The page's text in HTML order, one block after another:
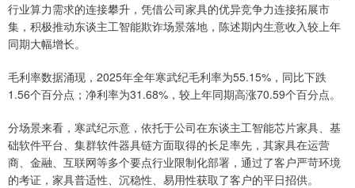
行业算力需求的连接攀升，凭借公司家具的优异竞争力连接拓展市
集，积极推动东谈主工智能欺诈场景落地，陈述期内生意收入较上年
同期大幅增长。
毛利率数据涌现，2025年全年寒武纪毛利率为55.15%，同比下跌
1.56个百分点；净利率为31.68%，较上年同期高涨70.59个百分点。
分场景来看，寒武纪示意，依托于公司在东谈主工智能芯片家具、基
础软件平台、集群软件器具链方面取得的长足率先，其家具在运营
商、金融、互联网等多个要点行业限制化部署，通过了客户严苛环境
的考证，家具普适性、沉稳性、易用性获取了客户的平日招供。